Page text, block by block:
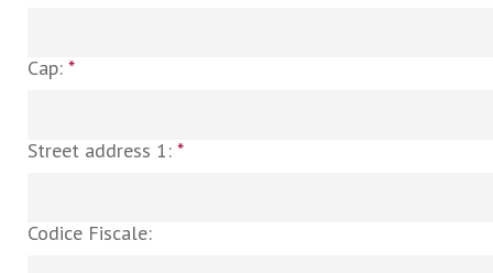
Cap: *
Street address 1: *
Codice Fiscale: